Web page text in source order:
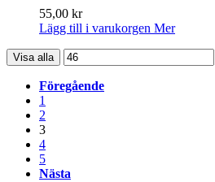
55,00 kr
Lägg till i varukorgen Mer
Visa alla
Föregående
1
2
3
4
5
Nästa